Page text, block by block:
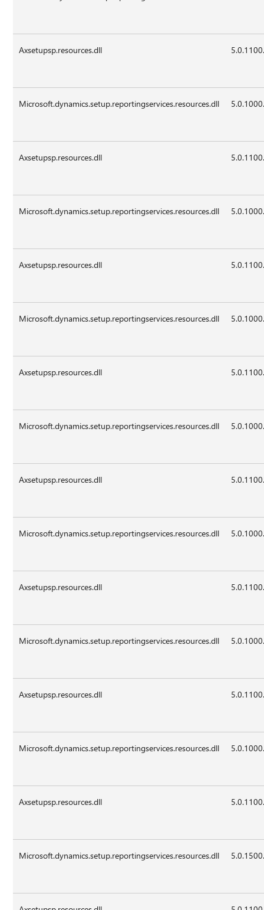
Axsetupsp.resources.dll
Microsoft.dynamics.setup.reportingservices.resources.dll
Axsetupsp.resources.dll
Microsoft.dynamics.setup.reportingservices.resources.dll
Axsetupsp.resources.dll
Microsoft.dynamics.setup.reportingservices.resources.dll
Axsetupsp.resources.dll
Microsoft.dynamics.setup.reportingservices.resources.dll
Axsetupsp.resources.dll
Microsoft.dynamics.setup.reportingservices.resources.dll
Axsetupsp.resources.dll
Microsoft.dynamics.setup.reportingservices.resources.dll
Axsetupsp.resources.dll
Microsoft.dynamics.setup.reportingservices.resources.dll
Axsetupsp.resources.dll
Microsoft.dynamics.setup.reportingservices.resources.dll